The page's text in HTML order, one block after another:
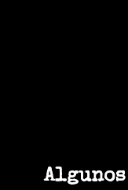
Algunos